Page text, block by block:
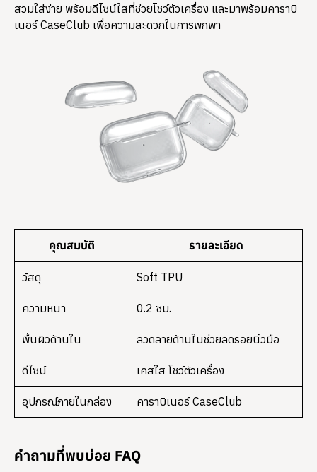
สวมใส่ง่าย พร้อมดีไซน์ใสที่ช่วยโชว์ตัวเครื่อง และมาพร้อมคาราบิ
เนอร์ CaseClub เพื่อความสะดวกในการพกพา
คุณสมบัติ รายละเอียด
วัสดุ Soft TPU
ความหนา 0.2 ซม.
พื้นผิวด้านใน ลวดลายด้านในช่วยลดรอยนิ้วมือ
ดีไซน์ เคสใส โชว์ตัวเครื่อง
อุปกรณ์ภายในกล่อง คาราบิเนอร์ CaseClub
คำถามที่พบบ่อย FAQ